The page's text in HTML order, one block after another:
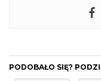
PODOBAŁO SIĘ?